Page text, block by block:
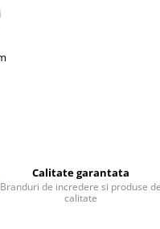
Calitate garantata
Branduri de incredere si produse de
calitate